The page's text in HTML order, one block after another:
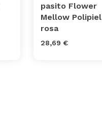
pasito Flower
Mellow Polipiel
rosa
28,69 €